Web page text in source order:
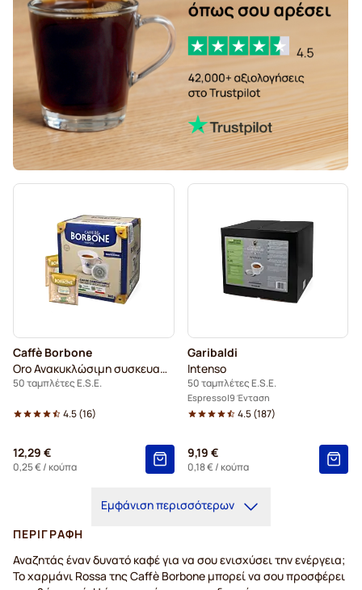
Caffè Borbone
Oro Ανακυκλώσιμη συσκευασία
50 ταμπλέτες E.S.E.
4.5(16)
12,29 €
0,25 €/ κούπα
Garibaldi
Intenso
50 ταμπλέτες E.S.E.
Espresso 9 Ένταση
4.5(187)
9,19 €
0,18 €/ κούπα
Εμφάνιση περισσότερων
ΠΕΡΙΓΡΑΦΉ
Αναζητάς έναν δυνατό καφέ για να σου ενισχύσει την ενέργεια;
Το χαρμάνι Rossa της Caffè Borbone μπορεί να σου προσφέρει